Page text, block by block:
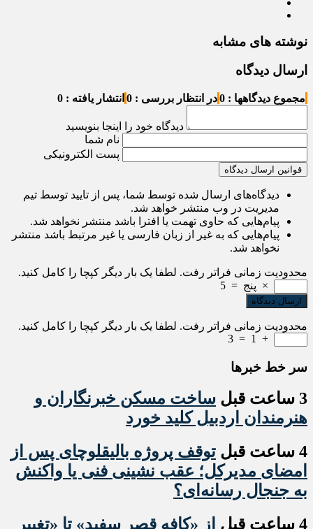
نوشته های مشابه
ارسال دیدگاه
مجموع دیدگاهها : 0 در انتظار بررسی : 0 انتشار یافته : 0
دیدگاه خود را اینجا بنویسید
نام شما
پست الکترونیکی
قوانین ارسال دیدگاه
دیدگاه‌های ارسال شده توسط شما، پس از تایید توسط تیم
مدیریت در وب منتشر خواهد شد.
پیام‌هایی که حاوی تهمت یا افترا باشد منتشر نخواهد شد.
پیام‌هایی که به غیر از زبان فارسی یا غیر مرتبط باشد منتشر
نخواهد شد.
محدودیت زمانی فراتر رفت. لطفا یک بار دیگر کپچا را کامل کنید.
× پنج =
5
محدودیت زمانی فراتر رفت. لطفا یک بار دیگر کپچا را کامل کنید.
+
1
=
3
سر خط خبرها
3 ساعت قبل
ساخت مسکن خبرنگاران و
هنرمندان اردبیل کلید خورد
4 ساعت قبل
توقف پروژه بالیقلوچای پس از
امضای مدیرکل؛ عقب نشینی فنی یا واکنش
به جنجال رسانه‌ای؟
4 ساعت قبل
از «کافه قصر سفید» تا «تغییر